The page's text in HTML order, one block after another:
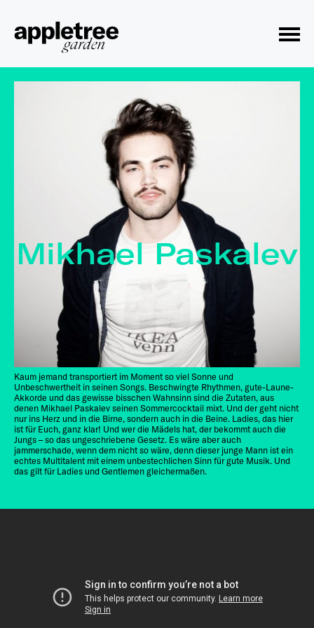
Toggle Menu
Kaum jemand transportiert im Moment so viel Sonne und
Unbeschwertheit in seinen Songs. Beschwingte Rhythmen, gute-Laune-
Akkorde und das gewisse bisschen Wahnsinn sind die Zutaten, aus
denen Mikhael Paskalev seinen Sommercocktail mixt. Und der geht nicht
nur ins Herz und in die Birne, sondern auch in die Beine. Ladies, das hier
ist für Euch, ganz klar! Und wer die Mädels hat, der bekommt auch die
Jungs – so das ungeschriebene Gesetz. Es wäre aber auch
jammerschade, wenn dem nicht so wäre, denn dieser junge Mann ist ein
echtes Multitalent mit einem unbestechlichen Sinn für gute Musik. Und
das gilt für Ladies und Gentlemen gleichermaßen.
Mikhael Paskalev